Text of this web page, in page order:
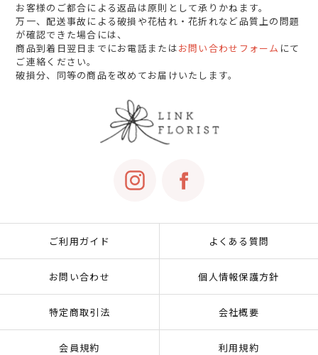
お客様のご都合による返品は原則として承りかねます。
万一、配送事故による破損や花枯れ・花折れなど品質上の問題
が確認できた場合には、
商品到着日翌日までにお電話またはお問い合わせフォーム にて
ご連絡ください。
破損分、同等の商品を改めてお届けいたします。
ご利用ガイド よくある質問
お問い合わせ 個人情報保護方針
特定商取引法 会社概要
会員規約 利用規約